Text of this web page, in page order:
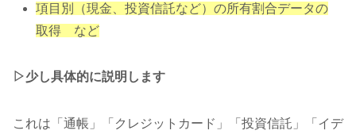
項目別（現金、投資信託など）の所有割合データの
取得 など
▷少し具体的に説明します
これは「通帳」「クレジットカード」「投資信託」「イデ